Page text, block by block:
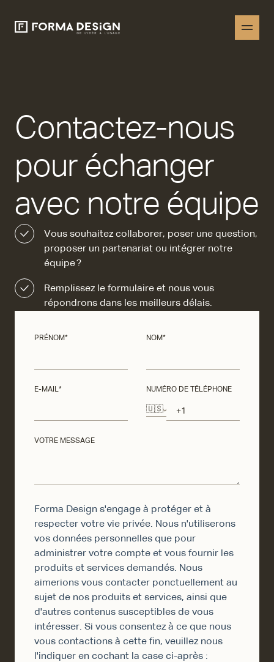
Contactez-nous
pour échanger
avec notre équipe
Vous souhaitez collaborer, poser une question,
proposer un partenariat ou intégrer notre
équipe ?
Remplissez le formulaire et nous vous
répondrons dans les meilleurs délais.
PRÉNOM* NOM*
E-MAIL* NUMÉRO DE TÉLÉPHONE
🇺🇸
VOTRE MESSAGE
Forma Design s'engage à protéger et à
respecter votre vie privée. Nous n'utiliserons
vos données personnelles que pour
administrer votre compte et vous fournir les
produits et services demandés. Nous
aimerions vous contacter ponctuellement au
sujet de nos produits et services, ainsi que
d'autres contenus susceptibles de vous
intéresser. Si vous consentez à ce que nous
vous contactions à cette fin, veuillez nous
l'indiquer en cochant la case ci-après :